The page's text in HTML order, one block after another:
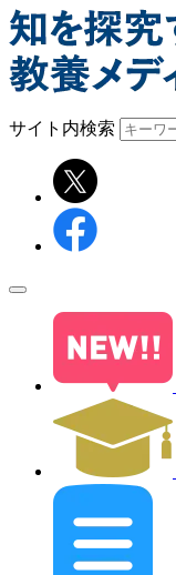
サイト内検索